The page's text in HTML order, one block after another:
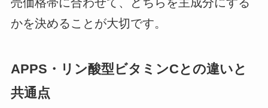
かを決めることが大切です。
APPS・リン酸型ビタミンCとの違いと
共通点